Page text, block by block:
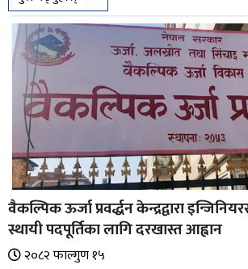
वैकल्पिक ऊर्जा प्रवर्द्धन केन्द्रद्वारा
स्थायी पदपूर्तिका लागि दरखास्त आह्वान
२०८२ फाल्गुण १५